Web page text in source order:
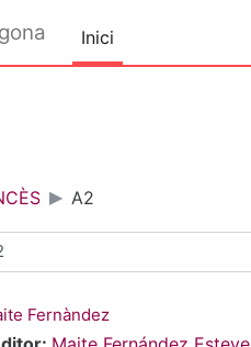
Inici
A2
Fernàndez